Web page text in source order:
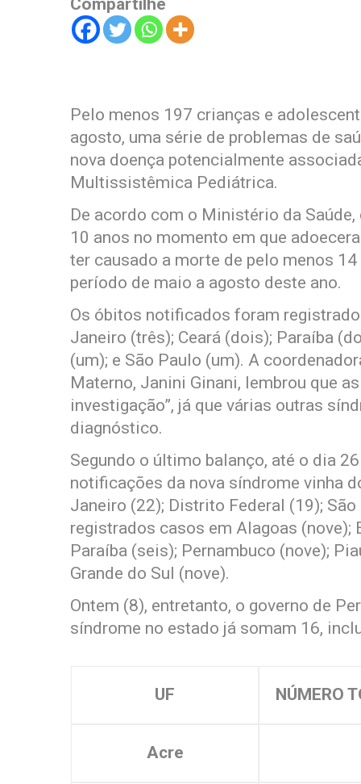
Compartilhe
Pelo menos 197 crianças e
agosto, uma série de problemas de
nova doença potencialmente
Multissistêmica Pediátrica.
De acordo com o Ministério da
10 anos no momento em que
ter causado a morte de pelo menos
período de maio a agosto deste ano.
Os óbitos notificados foram
Janeiro (três); Ceará (dois); Paraíba
(um); e São Paulo (um). A
Materno, Janini Ginani, lembrou que
investigação”, já que várias outras
diagnóstico.
Segundo o último balanço, até o dia
notificações da nova síndrome vinha
Janeiro (22); Distrito Federal (19);
registrados casos em Alagoas
Paraíba (seis); Pernambuco (nove);
Grande do Sul (nove).
Ontem (8), entretanto, o governo de
síndrome no estado já somam 16,
UF NÚMERO
Acre